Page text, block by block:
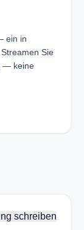
ein in
Sie
— keine
schreiben